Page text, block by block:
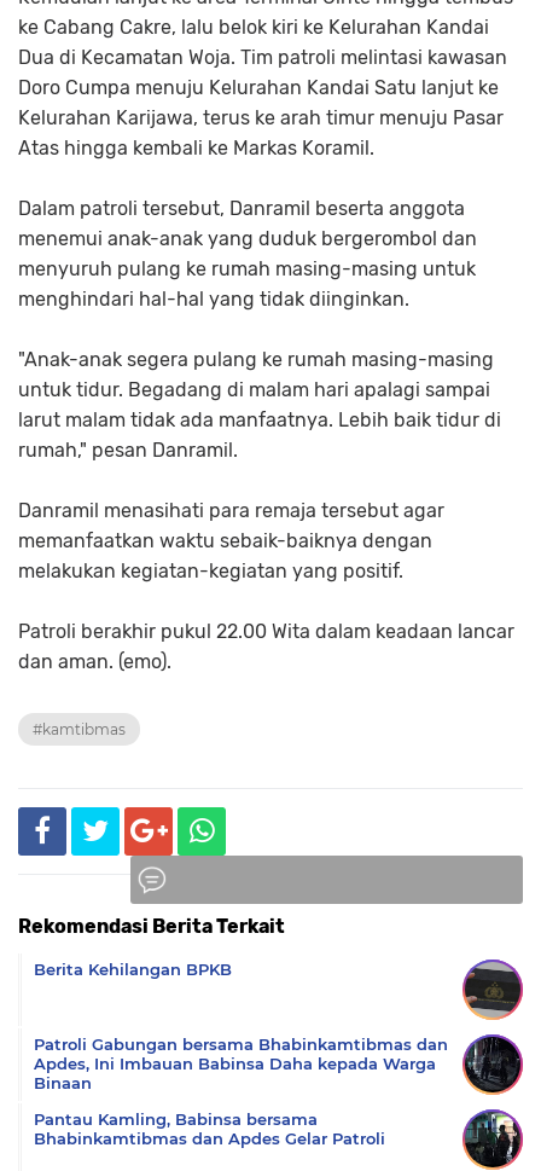
ke Cabang Cakre, lalu belok kiri ke Kelurahan Kandai
Dua di Kecamatan Woja. Tim patroli melintasi kawasan
Doro Cumpa menuju Kelurahan Kandai Satu lanjut ke
Kelurahan Karijawa, terus ke arah timur menuju Pasar
Atas hingga kembali ke Markas Koramil.
Dalam patroli tersebut, Danramil beserta anggota
menemui anak-anak yang duduk bergerombol dan
menyuruh pulang ke rumah masing-masing untuk
menghindari hal-hal yang tidak diinginkan.
"Anak-anak segera pulang ke rumah masing-masing
untuk tidur. Begadang di malam hari apalagi sampai
larut malam tidak ada manfaatnya. Lebih baik tidur di
rumah," pesan Danramil.
Danramil menasihati para remaja tersebut agar
memanfaatkan waktu sebaik-baiknya dengan
melakukan kegiatan-kegiatan yang positif.
Patroli berakhir pukul 22.00 Wita dalam keadaan lancar
dan aman. (emo).
#kamtibmas
Rekomendasi Berita Terkait
Berita Kehilangan BPKB
Patroli Gabungan bersama Bhabinkamtibmas dan
Apdes, Ini Imbauan Babinsa Daha kepada Warga
Binaan
Pantau Kamling, Babinsa bersama
Bhabinkamtibmas dan Apdes Gelar Patroli